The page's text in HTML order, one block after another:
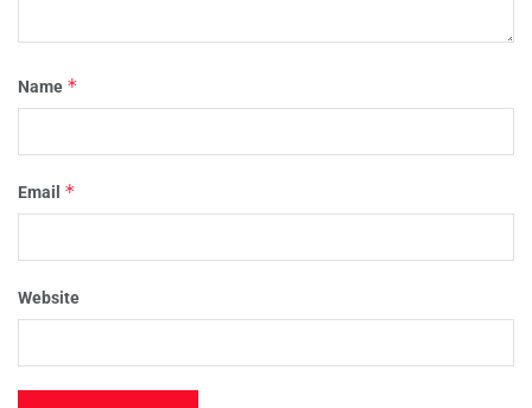
Name *
Email *
Website